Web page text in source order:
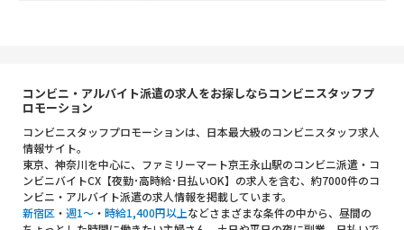
コンビニ・アルバイト派遣の求人をお探しならコンビニスタッフプ
ロモーション
コンビニスタッフプロモーションは、日本最大級のコンビニスタッフ求人
情報サイト。
東京、神奈川を中心に、ファミリーマート京王永山駅のコンビニ派遣・コ
ンビニバイトCX【夜勤･高時給･日払いOK】の求人を含む、約7000件のコ
ンビニ・アルバイト派遣の求人情報を掲載しています。
新宿区 ・ 週1～ ・ 時給1,400円以上などさまざまな条件の中から、昼間の